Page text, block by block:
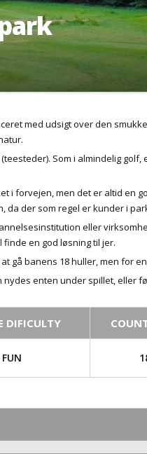
med udsigt over den
Som i almindelig
i forvejen, men det er altid en
da der som regel er kunder i
eller
en god løsning til jer.
gå banens 18 huller, men for
nydes enten under spillet,
DIFICULTY
FUN